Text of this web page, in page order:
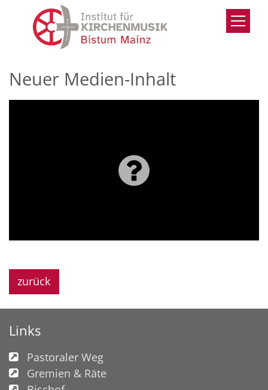
Zum Inhalt springen
Neuer Medien-Inhalt
zurück
Links
Pastoraler Weg
Gremien & Räte